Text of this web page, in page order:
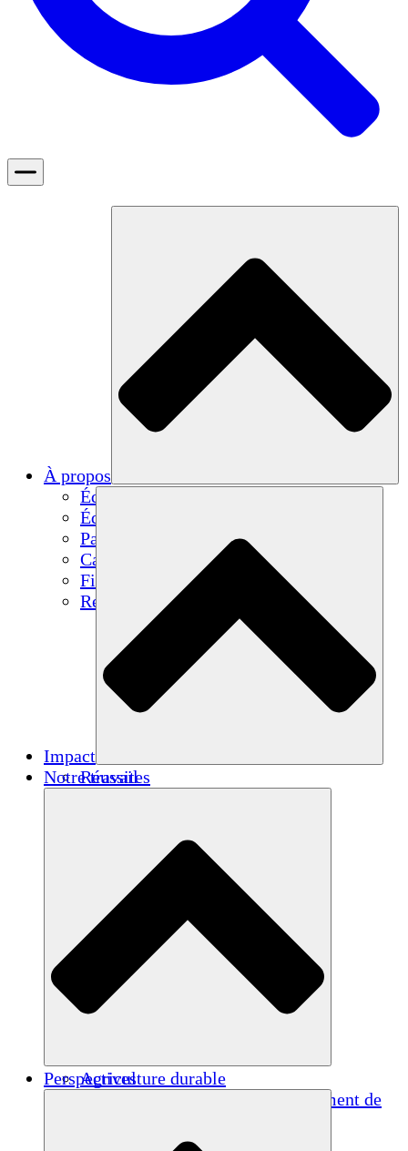
À propos
Équipe
Équipe
Partenaires
Carrières
Finances
Resources
Impact
Réussites
Notre travail
Agriculture durable
Rétablissement après un tremblement de
Perspectives